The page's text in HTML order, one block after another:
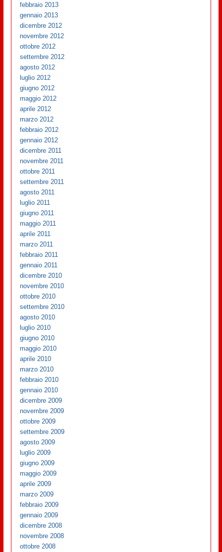
febbraio 2013
gennaio 2013
dicembre 2012
novembre 2012
ottobre 2012
settembre 2012
agosto 2012
luglio 2012
giugno 2012
maggio 2012
aprile 2012
marzo 2012
febbraio 2012
gennaio 2012
dicembre 2011
novembre 2011
ottobre 2011
settembre 2011
agosto 2011
luglio 2011
giugno 2011
maggio 2011
aprile 2011
marzo 2011
febbraio 2011
gennaio 2011
dicembre 2010
novembre 2010
ottobre 2010
settembre 2010
agosto 2010
luglio 2010
giugno 2010
maggio 2010
aprile 2010
marzo 2010
febbraio 2010
gennaio 2010
dicembre 2009
novembre 2009
ottobre 2009
settembre 2009
agosto 2009
luglio 2009
giugno 2009
maggio 2009
aprile 2009
marzo 2009
febbraio 2009
gennaio 2009
dicembre 2008
novembre 2008
ottobre 2008